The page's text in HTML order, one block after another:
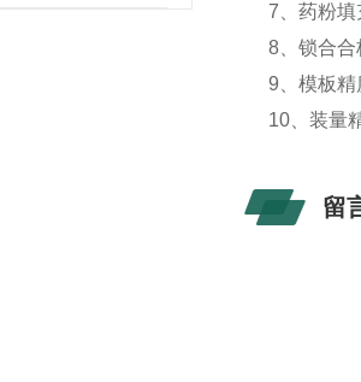
7、药粉填
8、锁合
9、模板
10、装量
留